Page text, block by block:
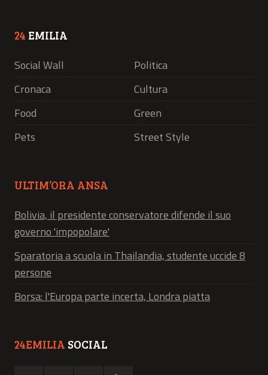
24 EMILIA
Social Wall
Politica
Cronaca
Cultura
Food
Green
Pets
Street Style
ULTIM’ORA ANSA
Bolivia, il presidente conservatore difende il suo
governo 'impopolare'
Sparatoria a scuola in Thailandia, studente uccide 8
persone
Borsa: l'Europa parte incerta, Londra piatta
24EMILIA SOCIAL